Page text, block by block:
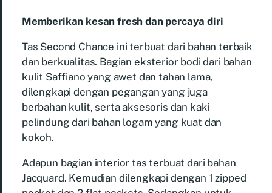
Memberikan kesan fresh dan percaya diri
Tas Second Chance ini terbuat dari bahan terbaik
dan berkualitas. Bagian eksterior bodi dari bahan
kulit Saffiano yang awet dan tahan lama,
dilengkapi dengan pegangan yang juga
berbahan kulit, serta aksesoris dan kaki
pelindung dari bahan logam yang kuat dan
kokoh.
Adapun bagian interior tas terbuat dari bahan
Jacquard. Kemudian dilengkapi dengan 1 zipped